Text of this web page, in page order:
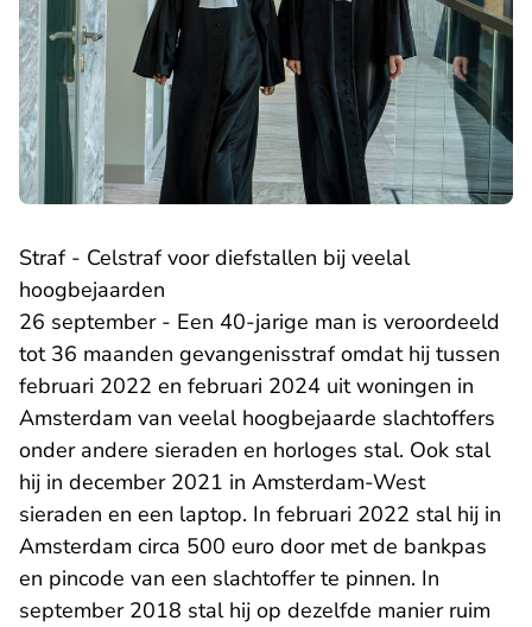
Straf - Celstraf voor diefstallen bij veelal
hoogbejaarden
26 september - Een 40-jarige man is veroordeeld
tot 36 maanden gevangenisstraf omdat hij tussen
februari 2022 en februari 2024 uit woningen in
Amsterdam van veelal hoogbejaarde slachtoffers
onder andere sieraden en horloges stal. Ook stal
hij in december 2021 in Amsterdam-West
sieraden en een laptop. In februari 2022 stal hij in
Amsterdam circa 500 euro door met de bankpas
en pincode van een slachtoffer te pinnen. In
september 2018 stal hij op dezelfde manier ruim